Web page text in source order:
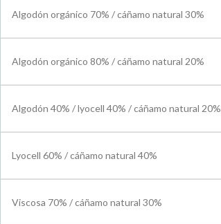
Algodón orgánico 70% / cáñamo natural 30%
Algodón orgánico 80% / cáñamo natural 20%
Algodón 40% / lyocell 40% / cáñamo natural 20%
Lyocell 60% / cáñamo natural 40%
Viscosa 70% / cáñamo natural 30%